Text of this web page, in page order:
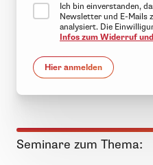
Ich bin einverstanden,
Newsletter und E-Mails
analysiert. Die
Infos zum Widerruf
Hier anmelden
Seminare zum Thema: